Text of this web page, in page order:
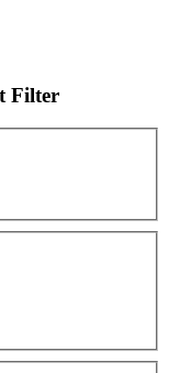
Filter